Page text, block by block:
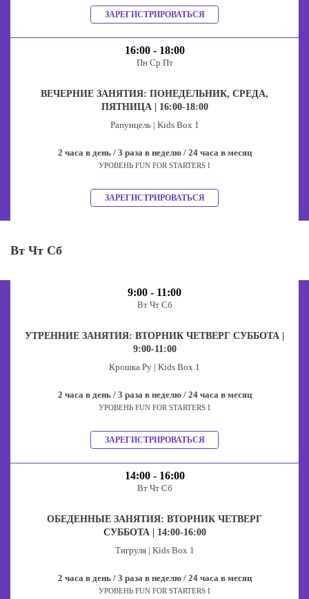
ЗАРЕГИСТРИРОВАТЬСЯ
16:00 - 18:00
Пн Ср Пт
ВЕЧЕРНИЕ ЗАНЯТИЯ: ПОНЕДЕЛЬНИК, СРЕДА,
ПЯТНИЦА | 16:00-18:00
Рапунцель | Kids Box 1
2 часа в день / 3 раза в неделю / 24 часа в месяц
УРОВЕНЬ FUN FOR STARTERS I
ЗАРЕГИСТРИРОВАТЬСЯ
Вт Чт Сб
9:00 - 11:00
Вт Чт Сб
УТРЕННИЕ ЗАНЯТИЯ: ВТОРНИК ЧЕТВЕРГ СУББОТА |
9:00-11:00
Крошка Ру | Kids Box 1
2 часа в день / 3 раза в неделю / 24 часа в месяц
УРОВЕНЬ FUN FOR STARTERS I
ЗАРЕГИСТРИРОВАТЬСЯ
14:00 - 16:00
Вт Чт Сб
ОБЕДЕННЫЕ ЗАНЯТИЯ: ВТОРНИК ЧЕТВЕРГ
СУББОТА | 14:00-16:00
Тигруля | Kids Box 1
2 часа в день / 3 раза в неделю / 24 часа в месяц
УРОВЕНЬ FUN FOR STARTERS I